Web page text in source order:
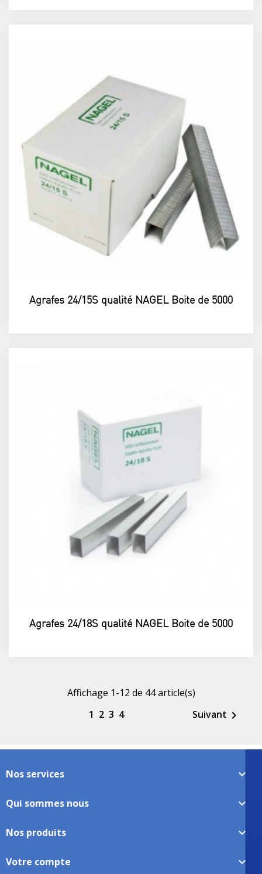
Agrafes 24/15S qualité NAGEL Boite de 5000
Agrafes 24/18S qualité NAGEL Boite de 5000
Affichage 1-12 de 44 article(s)
1 2 3 4 Suivant 
Nos services 
Qui sommes nous 
Nos produits 
Votre compte 